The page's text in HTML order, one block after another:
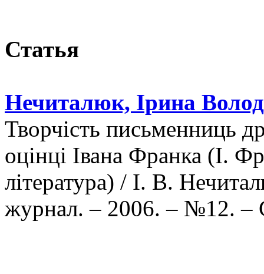
Статья
Нечиталюк, Ірина
Творчість письменниць
оцінці Івана Франка (І.
література) / І. В.
журнал. – 2006. – №12. –